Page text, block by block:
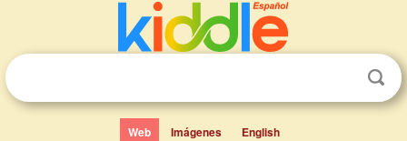
Web Imágenes English